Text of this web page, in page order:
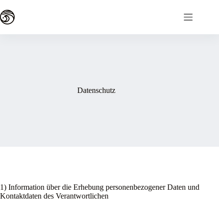
Datenschutz
1) Information über die Erhebung personenbezogener Daten und
Kontaktdaten des Verantwortlichen